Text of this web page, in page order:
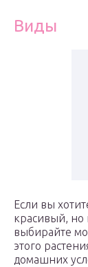
Виды
Если вы
красивый, но
выбирайте
этого
домашних